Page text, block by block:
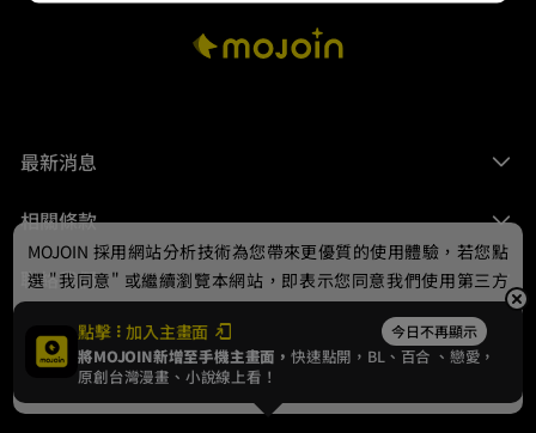
最新消息
相關條款
聯絡我們
© 2024 gamania Digital Entertainment Co., Ltd.
點擊 加入主畫面 今日不再顯示
將MOJOIN新增至手機主畫面，快速點開，BL、 百合 、戀愛，
原創台灣漫畫、小說線上看！
MOJOIN 採用網站分析技術為您帶來更優質的使用體驗，若您點
選 "我同意" 或繼續瀏覽本網站，即表示您同意我們使用第三方
Cookie，欲瞭解更多資訊請見隱私權政策。
我同意